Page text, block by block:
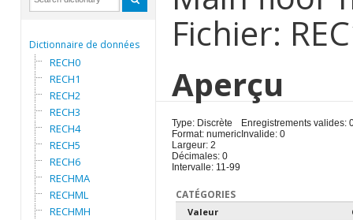
Dictionnaire de données
RECH0
RECH1
RECH2
RECH3
RECH4
RECH5
RECH6
RECHMA
RECHML
RECHMH
Fichier:
Aperçu
Type: Discrète
Format: numeric
Largeur: 2
Décimales: 0
Intervalle: 11-99
Enregistrements valides:
Invalide: 0
CATÉGORIES
Valeur